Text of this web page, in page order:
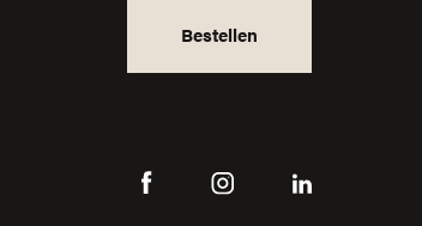
Bestellen